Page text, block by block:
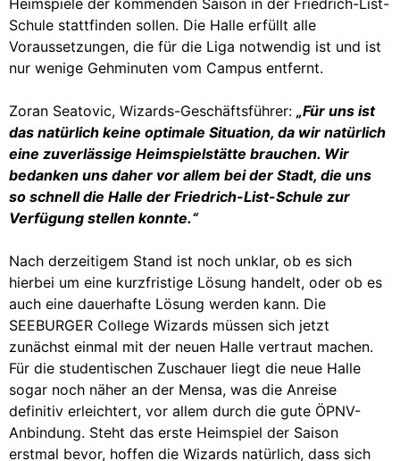
Schule stattfinden sollen. Die Halle erfüllt alle
Voraussetzungen, die für die Liga notwendig ist und ist
nur wenige Gehminuten vom Campus entfernt.
Zoran Seatovic, Wizards-Geschäftsführer: „Für uns ist
das natürlich keine optimale Situation, da wir natürlich
eine zuverlässige Heimspielstätte brauchen. Wir
bedanken uns daher vor allem bei der Stadt, die uns
so schnell die Halle der Friedrich-List-Schule zur
Verfügung stellen konnte.“
Nach derzeitigem Stand ist noch unklar, ob es sich
hierbei um eine kurzfristige Lösung handelt, oder ob es
auch eine dauerhafte Lösung werden kann. Die
SEEBURGER College Wizards müssen sich jetzt
zunächst einmal mit der neuen Halle vertraut machen.
Für die studentischen Zuschauer liegt die neue Halle
sogar noch näher an der Mensa, was die Anreise
definitiv erleichtert, vor allem durch die gute ÖPNV-
Anbindung. Steht das erste Heimspiel der Saison
erstmal bevor, hoffen die Wizards natürlich, dass sich